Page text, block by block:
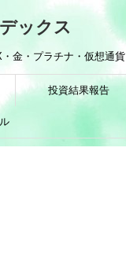
ックス
金・プラチナ・仮想通貨
投資結果報告